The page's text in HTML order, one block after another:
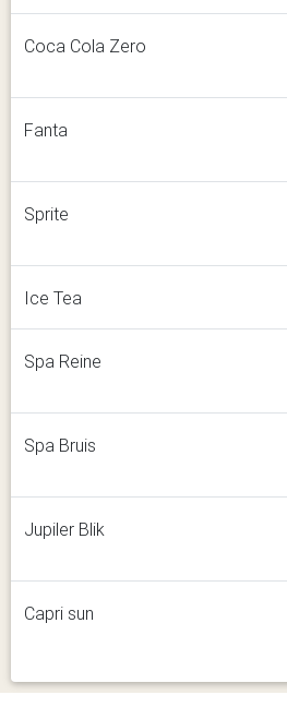
Coca Cola Zero
Fanta
Sprite
Ice Tea
Spa Reine
Spa Bruis
Jupiler Blik
Capri sun